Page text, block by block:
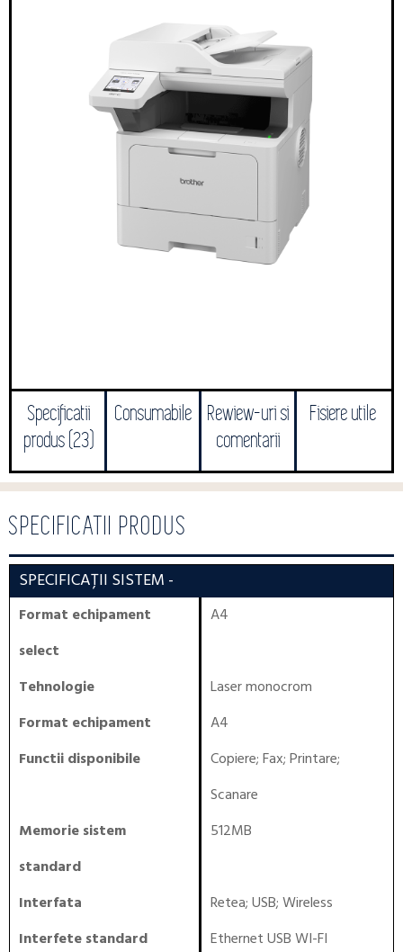
Specificatii
produs (23)
Consumabile
Rewiew-uri si
comentarii
Fisiere utile
SPECIFICATII PRODUS
SPECIFICAȚII SISTEM -
Format echipament
select
A4
Tehnologie
Laser monocrom
Format echipament
A4
Functii disponibile
Copiere;Fax;Printare;
Scanare
Memorie sistem
standard
512MB
Interfata Retea;USB;Wireless
Interfete standard
Ethernet USB WI-FI